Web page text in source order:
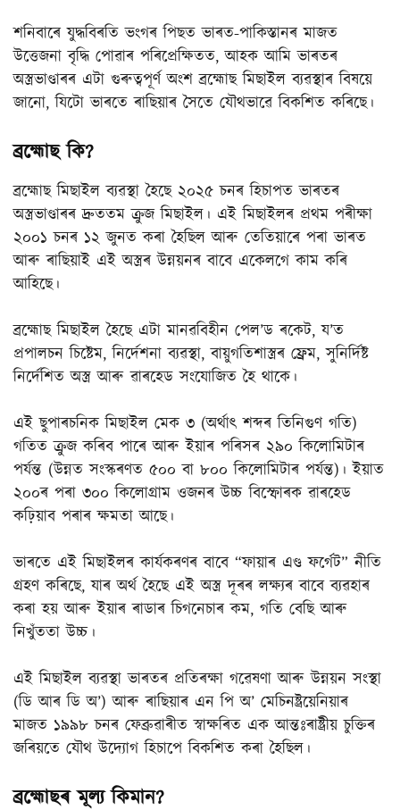
শনিবাৰে যুদ্ধবিৰতি ভংগৰ পিছত ভাৰত-পাকিস্তানৰ মাজত
উত্তেজনা বৃদ্ধি পোৱাৰ পৰিপ্ৰেক্ষিতত, আহক আমি ভাৰতৰ
অস্ত্ৰভাণ্ডাৰৰ এটা গুৰুত্বপূৰ্ণ অংশ ব্ৰহ্মোছ মিছাইল ব্যৱস্থাৰ বিষয়ে
জানো, যিটো ভাৰতে ৰাছিয়াৰ সৈতে যৌথভাৱে বিকশিত কৰিছে।
ব্ৰহ্মোছ কি?
ব্ৰহ্মোছ মিছাইল ব্যৱস্থা হৈছে ২০২৫ চনৰ হিচাপত ভাৰতৰ
অস্ত্ৰভাণ্ডাৰৰ দ্ৰুততম ক্ৰুজ মিছাইল। এই মিছাইলৰ প্ৰথম পৰীক্ষা
২০০১ চনৰ ১২ জুনত কৰা হৈছিল আৰু তেতিয়াৰে পৰা ভাৰত
আৰু ৰাছিয়াই এই অস্ত্ৰৰ উন্নয়নৰ বাবে একেলগে কাম কৰি
আহিছে।
ব্ৰহ্মোছ মিছাইল হৈছে এটা মানৱবিহীন পেল’ড ৰকেট, য’ত
প্ৰপালচন চিষ্টেম, নিৰ্দেশনা ব্যৱস্থা, বায়ুগতিশাস্ত্ৰৰ ফ্ৰেম, সুনিৰ্দিষ্ট
নিৰ্দেশিত অস্ত্ৰ আৰু ৱাৰহেড সংযোজিত হৈ থাকে।
এই ছুপাৰচনিক মিছাইল মেক ৩ (অৰ্থাৎ শব্দৰ তিনিগুণ গতি)
গতিত ক্ৰুজ কৰিব পাৰে আৰু ইয়াৰ পৰিসৰ ২৯০ কিলোমিটাৰ
পৰ্যন্ত (উন্নত সংস্কৰণত ৫০০ বা ৮০০ কিলোমিটাৰ পৰ্যন্ত)। ইয়াত
২০০ৰ পৰা ৩০০ কিলোগ্ৰাম ওজনৰ উচ্চ বিস্ফোৰক ৱাৰহেড
কঢ়িয়াব পৰাৰ ক্ষমতা আছে।
ভাৰতে এই মিছাইলৰ কাৰ্যকৰণৰ বাবে “ফায়াৰ এণ্ড ফৰ্গেট” নীতি
গ্ৰহণ কৰিছে, যাৰ অৰ্থ হৈছে এই অস্ত্ৰ দূৰৰ লক্ষ্যৰ বাবে ব্যৱহাৰ
কৰা হয় আৰু ইয়াৰ ৰাডাৰ চিগনেচাৰ কম, গতি বেছি আৰু
নিখুঁততা উচ্চ।
এই মিছাইল ব্যৱস্থা ভাৰতৰ প্ৰতিৰক্ষা গৱেষণা আৰু উন্নয়ন সংস্থা
(ডি আৰ ডি অ’) আৰু ৰাছিয়াৰ এন পি অ’ মেচিনষ্ট্ৰয়েনিয়াৰ
মাজত ১৯৯৮ চনৰ ফেব্ৰুৱাৰীত স্বাক্ষৰিত এক আন্তঃৰাষ্ট্ৰীয় চুক্তিৰ
জৰিয়তে যৌথ উদ্যোগ হিচাপে বিকশিত কৰা হৈছিল।
ব্ৰহ্মোছৰ মূল্য কিমান?